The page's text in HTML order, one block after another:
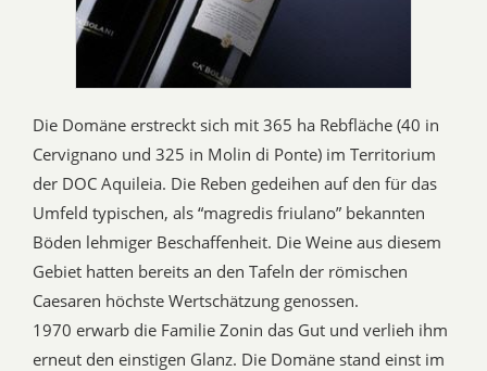
Die Domäne erstreckt sich mit 365 ha Rebfläche (40 in
Cervignano und 325 in Molin di Ponte) im Territorium
der DOC Aquileia. Die Reben gedeihen auf den für das
Umfeld typischen, als “magredis friulano” bekannten
Böden lehmiger Beschaffenheit. Die Weine aus diesem
Gebiet hatten bereits an den Tafeln der römischen
Caesaren höchste Wertschätzung genossen.
1970 erwarb die Familie Zonin das Gut und verlieh ihm
erneut den einstigen Glanz. Die Domäne stand einst im